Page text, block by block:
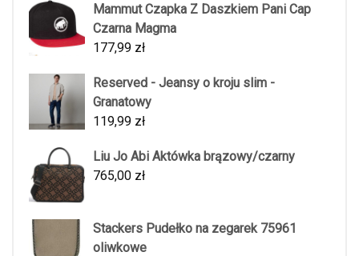
Mammut Czapka Z Daszkiem Pani Cap
Czarna Magma
177,99 zł
Reserved - Jeansy o kroju slim -
Granatowy
119,99 zł
Liu Jo Abi Aktówka brązowy/czarny
765,00 zł
Stackers Pudełko na zegarek 75961
oliwkowe